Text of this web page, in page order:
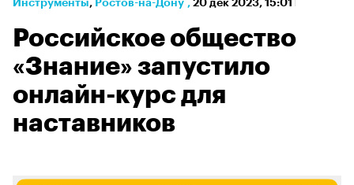
Инструменты⁠, Ростов-на-Дону , 20 дек 2023, 15:01
Российское общество
«Знание» запустило
онлайн-курс для
наставников